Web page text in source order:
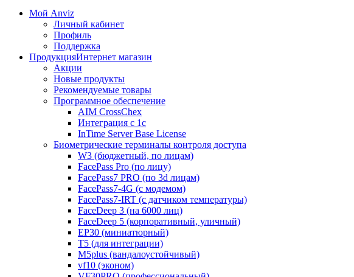
Мой Anviz
Личный кабинет
Профиль
Поддержка
ПродукцияИнтернет магазин
Акции
Новые продукты
Рекомендуемые товары
Программное обеспечение
AIM CrossChex
Интеграция с 1с
InTime Server Base License
Биометрические терминалы контроля доступа
W3 (бюджетный, по лицам)
FacePass Pro (по лицу)
FacePass7 PRO (по 3d лицам)
FacePass7-4G (с модемом)
FacePass7-IRT (с датчиком температуры)
FaceDeep 3 (на 6000 лиц)
FaceDeep 5 (корпоративный, уличный)
EP30 (миниатюрный)
T5 (для интеграции)
M5plus (вандалоустойчивый)
vf10 (эконом)